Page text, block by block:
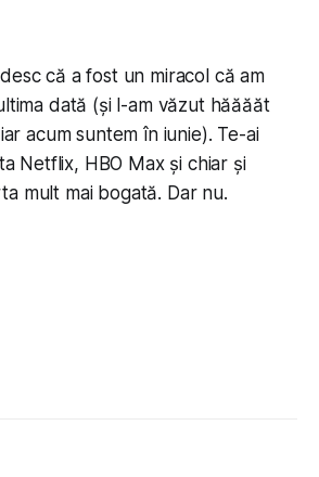
că a fost un miracol că am
dată (și l-am văzut hăăăăt
acum suntem în iunie). Te-ai
Netflix, HBO Max și chiar și
mult mai bogată. Dar nu.